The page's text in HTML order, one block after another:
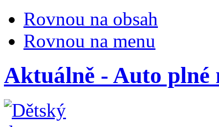
Rovnou na obsah
Rovnou na menu
Aktuálně - Auto plné